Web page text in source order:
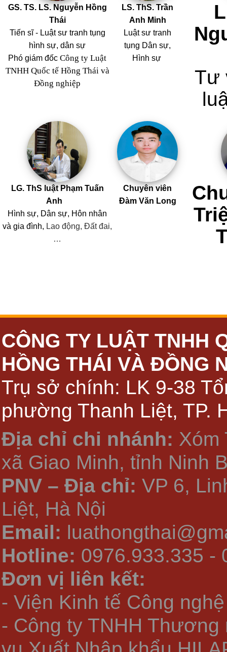
GS. TS. LS. Nguyễn Hồng
Thái
Tiến sĩ - Luật sư tranh tụng
hình sự, dân sự
Phó giám đốc Công ty Luật
TNHH Quốc tế Hồng Thái và
Đồng nghiệp
LS. ThS. Trần
Anh Minh
Luật sư tranh
tụng Dân sự,
Hình sự
Tư
LG. ThS luật Phạm Tuấn
Anh
Hình sự, Dân sự, Hôn nhân
và gia đình, Lao động, Đất đai,
…
Chuyên viên
Đàm Văn Long
CÔNG TY LUẬT TNHH
HỒNG THÁI VÀ ĐỒNG
Trụ sở chính: LK 9-38
phường Thanh Liệt, TP.
Địa chỉ chi nhánh: Xóm
xã Giao Minh, tỉnh Ninh
PNV – Địa chỉ: VP 6,
Liệt, Hà Nội
Email:
Hotline: 0976.933.335 -
Đơn vị liên kết:
- Viện Kinh tế Công
- Công ty TNHH Thương